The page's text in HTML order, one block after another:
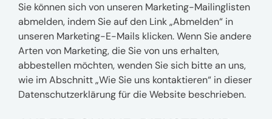
Sie können sich von unseren Marketing-Mailinglisten
abmelden, indem Sie auf den Link „Abmelden“ in
unseren Marketing-E-Mails klicken. Wenn Sie andere
Arten von Marketing, die Sie von uns erhalten,
abbestellen möchten, wenden Sie sich bitte an uns,
wie im Abschnitt „Wie Sie uns kontaktieren“ in dieser
Datenschutzerklärung für die Website beschrieben.